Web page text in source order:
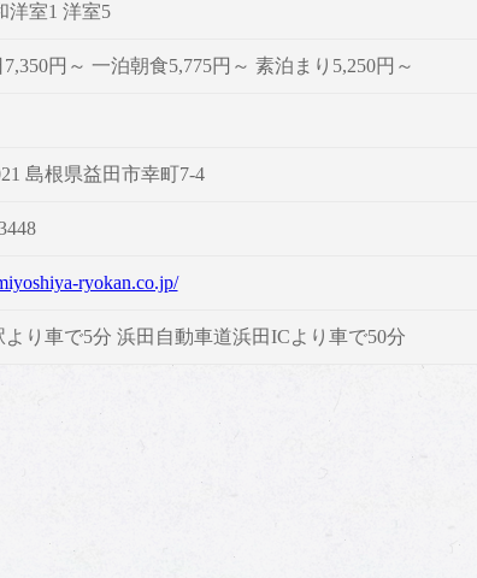
洋室1 洋室5
円～ 一泊朝食5,775円～ 素泊まり5,250円～
島根県益田市幸町7-4
ryokan.co.jp/
より車で5分 浜田自動車道浜田ICより車で50分